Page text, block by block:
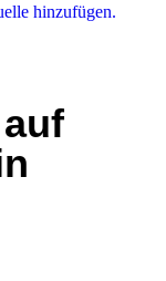
hinzufügen.